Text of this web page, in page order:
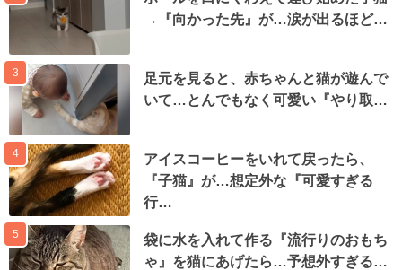
→『向かった先』が…涙が出るほど…
3
足元を見ると、赤ちゃんと猫が遊んで
いて…とんでもなく可愛い『やり取…
4
アイスコーヒーをいれて戻ったら、
『子猫』が…想定外な『可愛すぎる
行…
5
袋に水を入れて作る『流行りのおもち
ゃ』を猫にあげたら…予想外すぎる…